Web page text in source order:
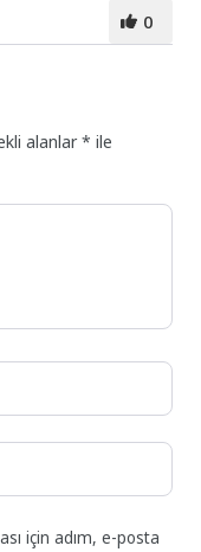
0
alanlar* ile
için adım, e-posta